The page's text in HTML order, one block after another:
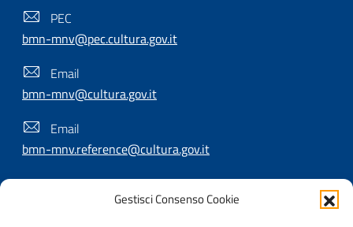
Gestisci Consenso Cookie
PEC
bmn-mnv@pec.cultura.gov.it
Email
bmn-mnv@cultura.gov.it
Email
bmn-mnv.reference@cultura.gov.it